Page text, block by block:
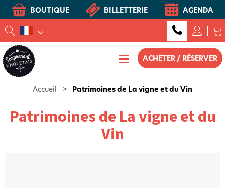
BOUTIQUE BILLETTERIE AGENDA
ACHETER / RÉSERVER
Accueil > Patrimoines de La vigne et du Vin
Patrimoines de La vigne et du
Vin